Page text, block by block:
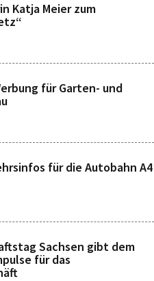
Katja Meier zum
für Garten- und
für die Autobahn A4
Sachsen gibt dem
für das